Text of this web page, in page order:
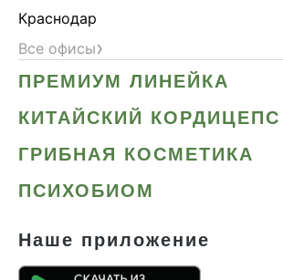
Краснодар
Все офисы›
ПРЕМИУМ ЛИНЕЙКА
КИТАЙСКИЙ КОРДИЦЕПС
ГРИБНАЯ КОСМЕТИКА
ПСИХОБИОМ
Наше приложение